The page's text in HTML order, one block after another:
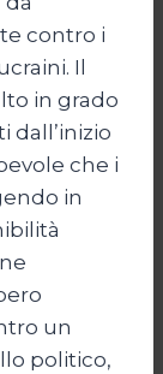
contro i
Il
in grado
dall’inizio
che i
in
un
politico,